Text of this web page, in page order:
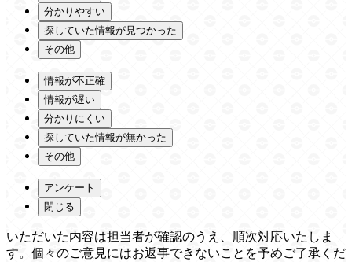
分かりやすい
探していた情報が見つかった
その他
情報が不正確
情報が遅い
分かりにくい
探していた情報が無かった
その他
アンケート
閉じる
いただいた内容は担当者が確認のうえ、順次対応いたしま
す。個々のご意見にはお返事できないことを予めご了承くだ